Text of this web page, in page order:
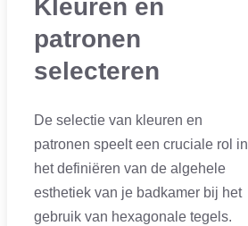
Kleuren en
patronen
selecteren
De selectie van kleuren en
patronen speelt een cruciale rol in
het definiëren van de algehele
esthetiek van je badkamer bij het
gebruik van hexagonale tegels.